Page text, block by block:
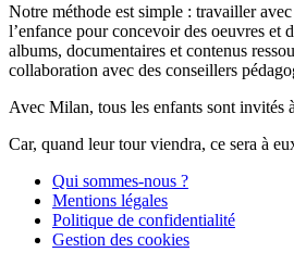
Notre méthode est simple : travailler
l’enfance pour concevoir des oeuvres et
albums, documentaires et contenus
collaboration avec des conseillers
Avec Milan, tous les enfants sont invités
Car, quand leur tour viendra, ce sera à
Qui sommes-nous ?
Mentions légales
Politique de confidentialité
Gestion des cookies